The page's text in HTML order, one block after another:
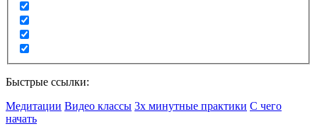
Быстрые ссылки:
Медитации Видео классы 3х минутные практики С чего
начать